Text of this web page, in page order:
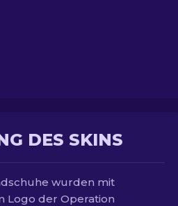
DES SKINS
wurden mit
Logo der Operation